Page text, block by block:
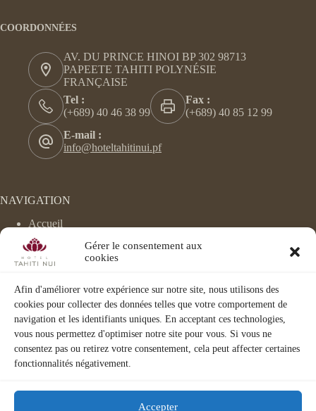
Gérer le consentement aux
cookies
Afin d'améliorer votre expérience sur notre site, nous utilisons des
cookies pour collecter des données telles que votre comportement de
navigation et les identifiants uniques. En acceptant ces technologies,
vous nous permettez d'optimiser notre site pour vous. Si vous ne
consentez pas ou retirez votre consentement, cela peut affecter certaines
fonctionnalités négativement.
Accepter
COORDONNÉES
AV. DU PRINCE HINOI BP 302 98713
PAPEETE TAHITI POLYNÉSIE
FRANÇAISE
Tel :
(+689) 40 46 38 99
Fax :
(+689) 40 85 12 99
E-mail :
info@hoteltahitinui.pf
NAVIGATION
Accueil
Hébergement
Évènements
Le Velvet
Spa/Fitness
Activités
Corporate
Visite 3D